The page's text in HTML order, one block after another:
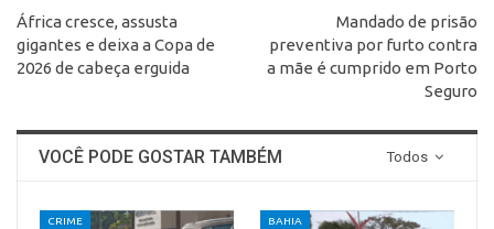
África cresce, assusta
gigantes e deixa a Copa de
2026 de cabeça erguida
Mandado de prisão
preventiva por furto contra
a mãe é cumprido em Porto
Seguro
Todos
VOCÊ PODE GOSTAR TAMBÉM
CRIME BAHIA